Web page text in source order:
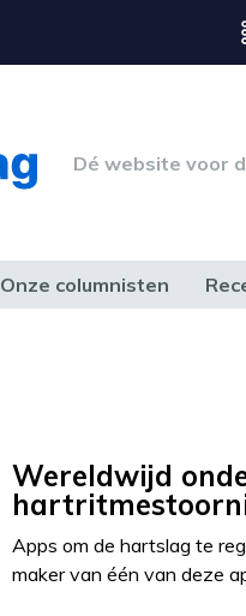
Dé website voor
Onze columnisten
Wereldwijd
Apps om de hartslag te
maker van één van deze